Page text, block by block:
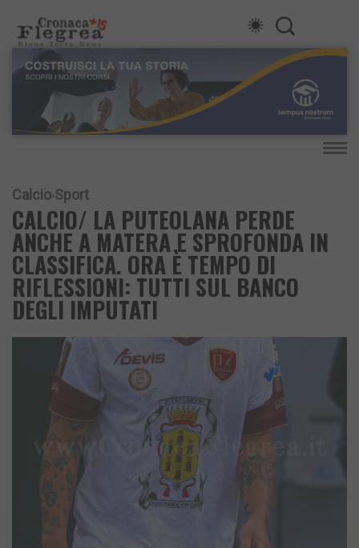
Calcio Sport
CALCIO/ LA PUTEOLANA PERDE
ANCHE A MATERA E SPROFONDA IN
CLASSIFICA. ORA È TEMPO DI
RIFLESSIONI: TUTTI SUL BANCO
DEGLI IMPUTATI